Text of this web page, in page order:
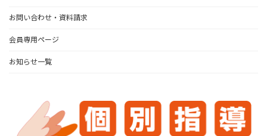
お問い合わせ・資料請求
会員専用ページ
お知らせ一覧